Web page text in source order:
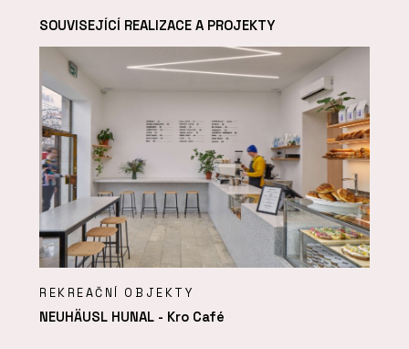
SOUVISEJÍCÍ REALIZACE A PROJEKTY
REKREAČNÍ OBJEKTY
NEUHÄUSL HUNAL - Kro Café